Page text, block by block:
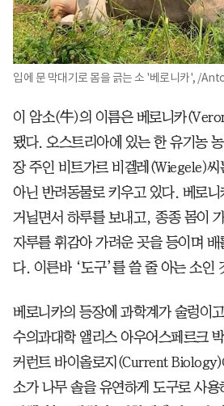
입에 문 막대기로 몸을 긁는 소 '베로니카', /
이 암소(牛)의 이름은 베로니카
됐다. 오스트리아에 있는 한 유기농
장 주인 비트가르 비겔레(Wiegele)씨
아닌 반려동물로 키우고 있다. 베로니
거닐면서 하루를 보내고, 종종 몸이
자루를 휘감아 가려운 곳을 등이며
다. 이른바 ‘도구’를 쓸 줄 아는 소인
베로니카의 등장에 과학계가 술렁이
수의과대학 앨리스 아우어스페르크
커런트 바이올로지(Current Biology)
소가 나무 솔을 유연하게 도구로 사